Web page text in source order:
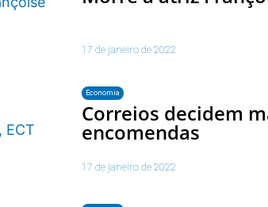
17 de janeiro de 2022
Economia
Correios decidem
encomendas
17 de janeiro de 2022